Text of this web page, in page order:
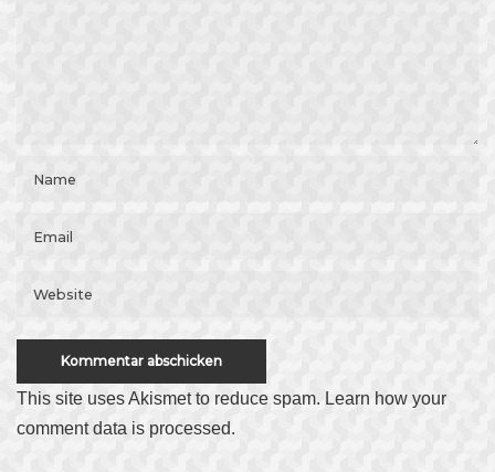
This site uses Akismet to reduce spam. Learn how your
comment data is processed.